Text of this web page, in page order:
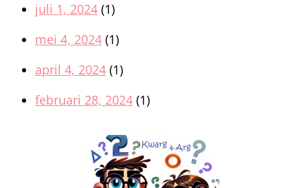
juli 1, 2024 (1)
mei 4, 2024 (1)
april 4, 2024 (1)
februari 28, 2024 (1)